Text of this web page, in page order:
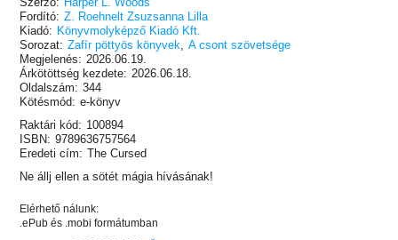
Fordító: Z. Roehnelt Zsuzsanna Lilla
Kiadó: Könyvmolyképző Kiadó Kft.
Sorozat: Zafír pöttyös könyvek
A csont szövetsége
Megjelenés: 2026.06.19.
Árkötöttség kezdete: 2026.06.18.
Oldalszám: 344
Kötésmód: e-könyv
Raktári kód: 100894
ISBN: 9789636757564
Eredeti cím: The Cursed
Ne állj ellen a sötét mágia hívásának!
Elérhető nálunk:
.ePub és .mobi formátumban